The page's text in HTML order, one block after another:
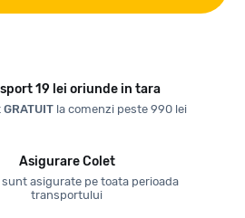
19 lei oriunde in tara
GRATUITla comenzi peste 990 lei
Asigurare Colet
sunt asigurate pe toata perioada
transportului